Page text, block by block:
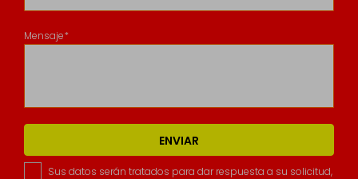
Mensaje*
ENVIAR
Sus datos serán tratados para dar respuesta a su solicitud,